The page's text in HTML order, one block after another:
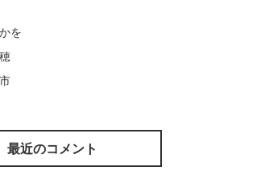
を
最近のコメント